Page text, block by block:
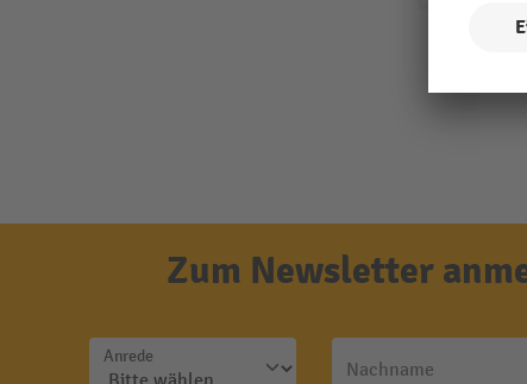
Zum Newsletter
Anrede
Nachname